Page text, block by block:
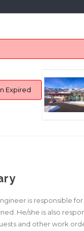
Expired
is responsible
He/she is also
and other work